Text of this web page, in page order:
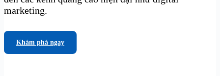
marketing.
Khám phá ngay